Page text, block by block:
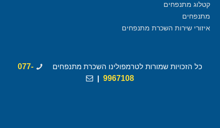
קטלוג מתנפחים
מתנפחים
איזורי שירות השכרת מתנפחים
כל הזכויות שמורות לטרמפולינו השכרת מתנפחים
077-
9967108
|